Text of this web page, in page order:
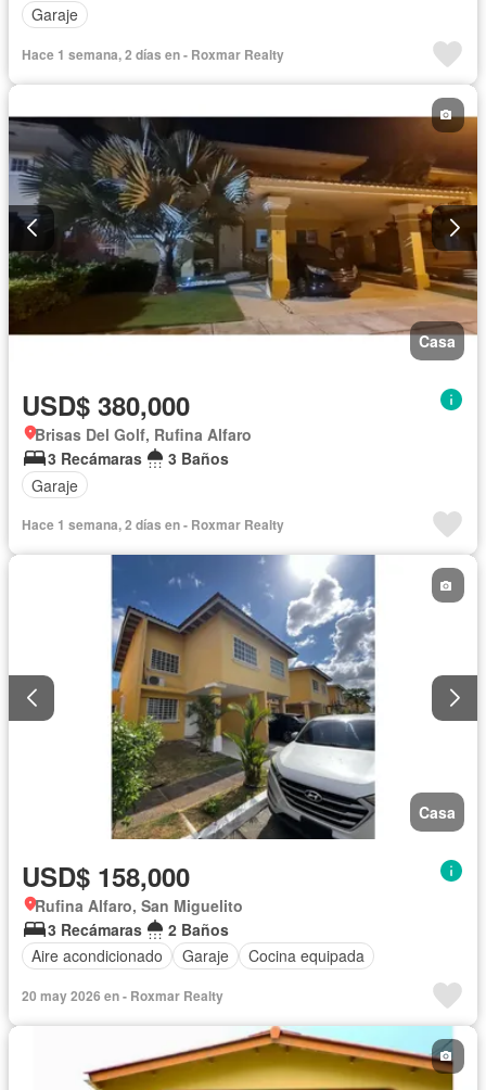
Garaje
Hace 1 semana, 2 días en - Roxmar Realty
Casa
USD$ 380,000
Brisas Del Golf, Rufina Alfaro
3 Recámaras
3 Baños
Garaje
Hace 1 semana, 2 días en - Roxmar Realty
Casa
USD$ 158,000
Rufina Alfaro, San Miguelito
3 Recámaras
2 Baños
Aire acondicionado
Garaje Cocina equipada
20 may 2026 en - Roxmar Realty